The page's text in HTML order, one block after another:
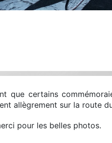
que certains
allègrement sur la route
pour les belles photos.